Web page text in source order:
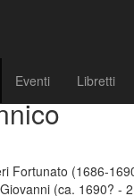
Eventi Libretti
Fortunato (1686-
(ca. 1690? -